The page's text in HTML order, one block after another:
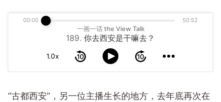
一画一话 the View Talk
189. 你去西安是干嘛去？
1.0x
00:00 50:52
“古都西安”，另一位主播生长的地方，去年底再次在